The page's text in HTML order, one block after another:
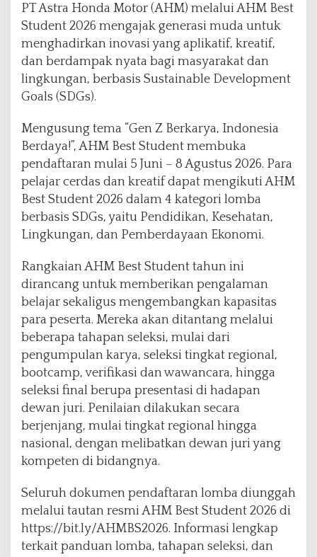
u
d
e
a
k
l
a
b
a
h
I
e
J
a
I
n
o
v
i
u
n
PT Astra Honda Motor (AHM) melalui AHM Best
Student 2026 mengajak generasi muda untuk
menghadirkan inovasi yang aplikatif, kreatif,
dan berdampak nyata bagi masyarakat dan
lingkungan, berbasis Sustainable Development
Goals (SDGs).
Mengusung tema “Gen Z Berkarya, Indonesia
Berdaya!”, AHM Best Student membuka
pendaftaran mulai 5 Juni – 8 Agustus 2026. Para
pelajar cerdas dan kreatif dapat mengikuti AHM
Best Student 2026 dalam 4 kategori lomba
berbasis SDGs, yaitu Pendidikan, Kesehatan,
Lingkungan, dan Pemberdayaan Ekonomi.
Rangkaian AHM Best Student tahun ini
dirancang untuk memberikan pengalaman
belajar sekaligus mengembangkan kapasitas
para peserta. Mereka akan ditantang melalui
beberapa tahapan seleksi, mulai dari
pengumpulan karya, seleksi tingkat regional,
bootcamp, verifikasi dan wawancara, hingga
seleksi final berupa presentasi di hadapan
dewan juri. Penilaian dilakukan secara
berjenjang, mulai tingkat regional hingga
nasional, dengan melibatkan dewan juri yang
kompeten di bidangnya.
Seluruh dokumen pendaftaran lomba diunggah
melalui tautan resmi AHM Best Student 2026 di
https://bit.ly/AHMBS2026. Informasi lengkap
terkait panduan lomba, tahapan seleksi, dan